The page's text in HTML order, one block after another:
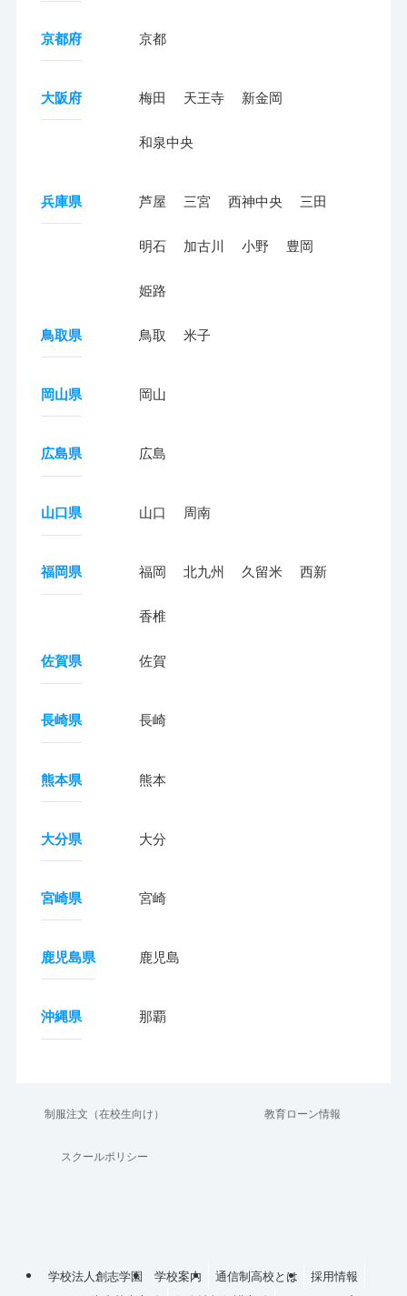
京都府 京都
大阪府 梅田 天王寺 新金岡
和泉中央
兵庫県 芦屋 三宮 西神中央 三田
明石 加古川 小野 豊岡
姫路
鳥取県 鳥取 米子
岡山県 岡山
広島県 広島
山口県 山口 周南
福岡県 福岡 北九州 久留米 西新
香椎
佐賀県 佐賀
長崎県 長崎
熊本県 熊本
大分県 大分
宮崎県 宮崎
鹿児島県 鹿児島
沖縄県 那覇
制服注文（在校生向け） 教育ローン情報
スクールポリシー
学校法人創志学園 学校案内 通信制高校とは
採用情報